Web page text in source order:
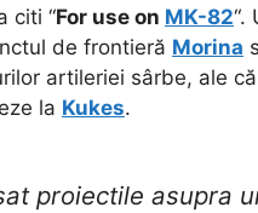
citi “For use on MK-82“.
de frontieră Morina
artileriei sârbe, ale
la Kukes.
proiectile asupra